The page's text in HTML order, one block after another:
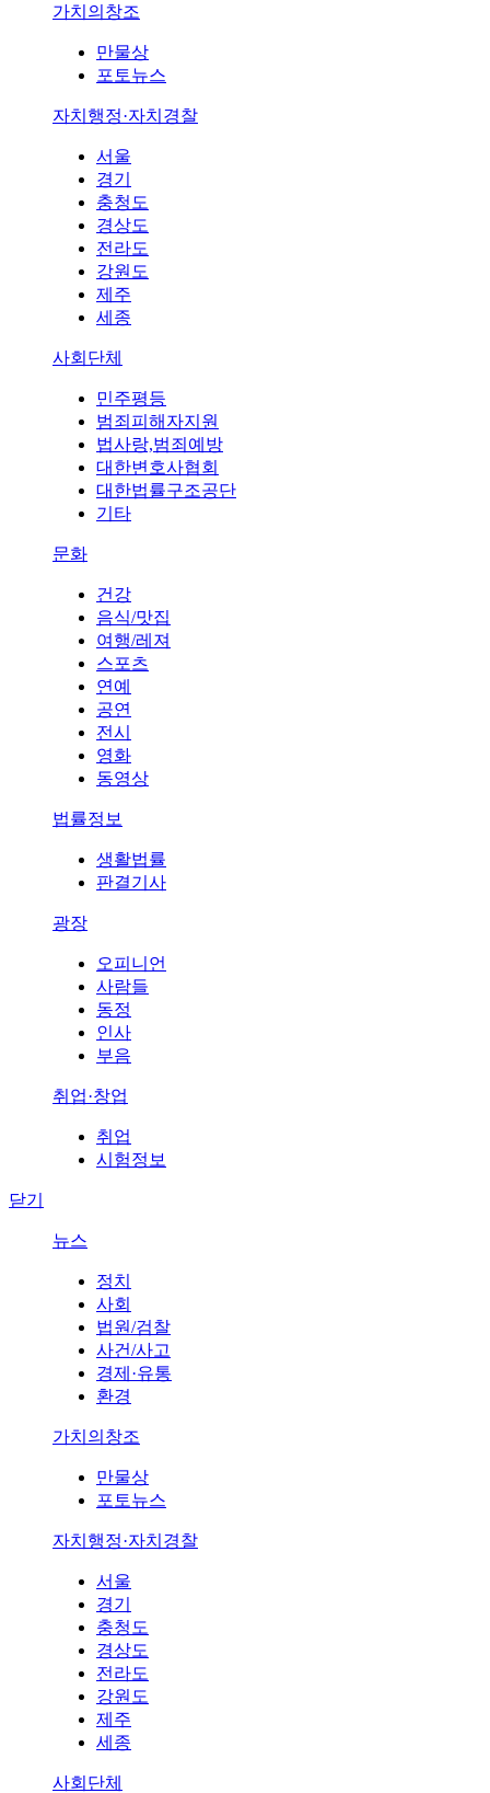
가치의창조
만물상
포토뉴스
자치행정·자치경찰
서울
경기
충청도
경상도
전라도
강원도
제주
세종
사회단체
민주평등
범죄피해자지원
법사랑,범죄예방
대한변호사협회
대한법률구조공단
기타
문화
건강
음식/맛집
여행/레져
스포츠
연예
공연
전시
영화
동영상
법률정보
생활법률
판결기사
광장
오피니언
사람들
동정
인사
부음
취업·창업
취업
시험정보
닫기
뉴스
정치
사회
법원/검찰
사건/사고
경제·유통
환경
가치의창조
만물상
포토뉴스
자치행정·자치경찰
서울
경기
충청도
경상도
전라도
강원도
제주
세종
사회단체